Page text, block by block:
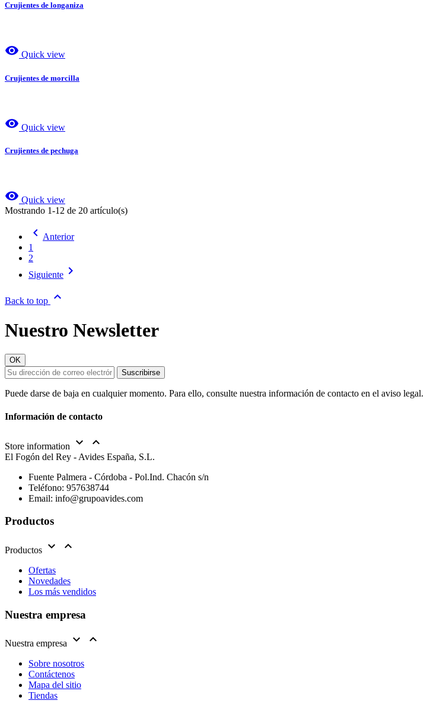
Crujientes de longaniza
visibility Quick view
Crujientes de morcilla
visibility Quick view
Crujientes de pechuga
visibility Quick view
Mostrando 1-12 de 20 artículo(s)
 Anterior
1
2
Siguiente 
Back to top 
Nuestro Newsletter
Puede darse de baja en cualquier momento. Para ello, consulte nuestra información de contacto en el aviso legal.
Información de contacto
Store information  
El Fogón del Rey - Avides España, S.L.
Fuente Palmera - Córdoba - Pol.Ind. Chacón s/n
Teléfono: 957638744
Email: info@grupoavides.com
Productos
Productos  
Ofertas
Novedades
Los más vendidos
Nuestra empresa
Nuestra empresa  
Sobre nosotros
Contáctenos
Mapa del sitio
Tiendas